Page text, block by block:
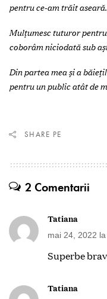
pentru ce-am trăit aseară.
Mulțumesc tuturor
coborâm niciodată sub
Din partea mea și a
pentru un public atât de
SHARE PE
2 Comentarii
Tatiana
mai 24, 2022
Superbe
Tatiana